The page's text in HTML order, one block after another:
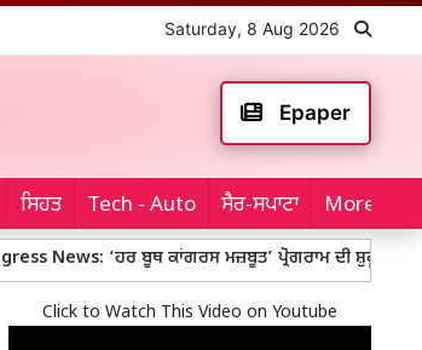
Saturday, 8 Aug 2026
Epaper
ਸਿਹਤ Tech - Auto ਸੈਰ-ਸਪਾਟਾ More...
‘ਹਰ ਬੂਥ ਕਾਂਗਰਸ ਮਜ਼ਬੂਤ’ ਪ੍ਰੋਗਰਾਮ ਦੀ ਸ਼ੁਰੂਆਤ ’ਚ ਹੀ
Click to Watch This Video on Youtube